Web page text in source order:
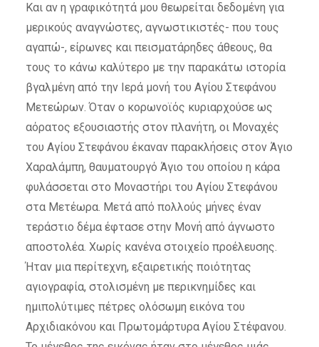
Και αν η γραφικότητά μου θεωρείται δεδομένη για
μερικούς αναγνώστες, αγνωστικιστές- που τους
αγαπώ-, είρωνες και πεισματάρηδες άθεους, θα
τους το κάνω καλύτερο με την παρακάτω ιστορία
βγαλμένη από την Ιερά μονή του Αγίου Στεφάνου
Μετεώρων. Όταν ο κορωνοϊός κυριαρχούσε ως
αόρατος εξουσιαστής στον πλανήτη, οι Μοναχές
του Αγίου Στεφάνου έκαναν παρακλήσεις στον Άγιο
Χαραλάμπη, θαυματουργό Άγιο του οποίου η κάρα
φυλάσσεται στο Μοναστήρι του Αγίου Στεφάνου
στα Μετέωρα. Μετά από πολλούς μήνες έναν
τεράστιο δέμα έφτασε στην Μονή από άγνωστο
αποστολέα. Χωρίς κανένα στοιχείο προέλευσης.
Ήταν μια περίτεχνη, εξαιρετικής ποιότητας
αγιογραφία, στολισμένη με περικνημίδες και
ημιπολύτιμες πέτρες ολόσωμη εικόνα του
Αρχιδιακόνου και Πρωτομάρτυρα Αγίου Στέφανου.